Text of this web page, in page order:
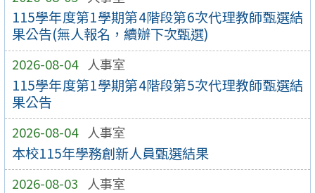
115學年度第1學期第4階段第6次代理教師甄選結
果公告(無人報名，續辦下次甄選)
2026-08-04 人事室
115學年度第1學期第4階段第5次代理教師甄選結
果公告
2026-08-04 人事室
本校115年學務創新人員甄選結果
2026-08-03 人事室